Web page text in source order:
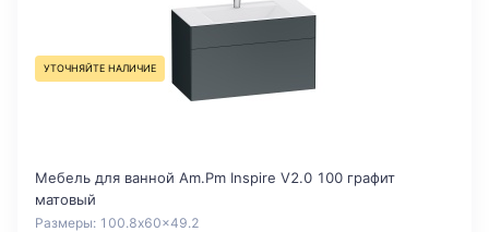
УТОЧНЯЙТЕ НАЛИЧИЕ
Мебель для ванной Am.Pm Inspire V2.0 100 графит
матовый
Размеры: 100.8x60x49.2